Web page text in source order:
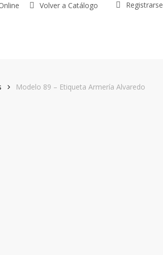
Volver a Catálogo Registrarse
Modelo 89 – Etiqueta Armería Alvaredo